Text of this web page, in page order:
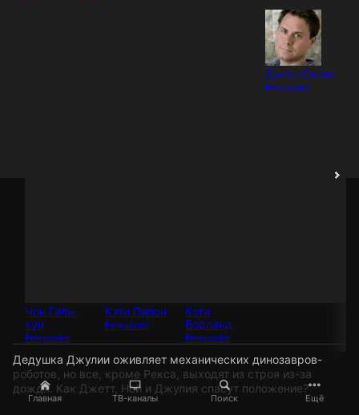
Главная ТВ-каналы Поиск Ещё
Чон Гиль-
хун
Режиссёр
Кэти Пилон
Режиссёр
Кэти
Борланд
Режиссёр
Джош Селиг
Режиссёр
Дедушка Джулии оживляет механических динозавров-
роботов, но все, кроме Рекса, выходят из строя из-за
дождя. Как Джетт, Ной и Джулия спасут положение?